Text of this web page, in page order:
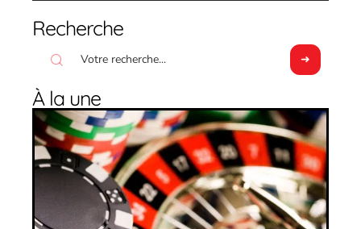
Recherche
À la une